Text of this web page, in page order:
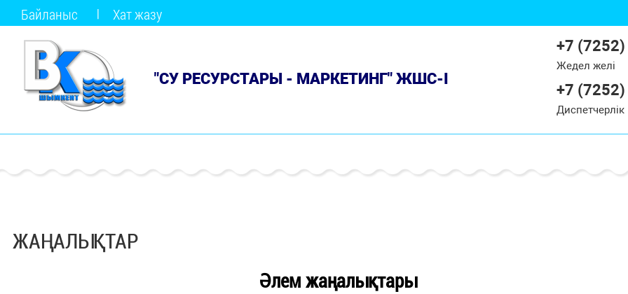
Байланыс Хат жазу
"СУ РЕСУРСТАРЫ - МАРКЕТИНГ" ЖШС-І
+7
Жедел желі
+7
ЖАҢАЛЫҚТАР
Әлем жаңалықтары